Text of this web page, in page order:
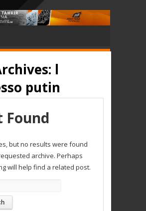
l
putin
Found
but no results were found
archive. Perhaps
will help find a related post.